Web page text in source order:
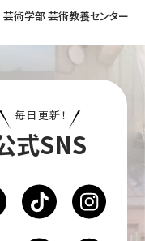
芸術学部 芸術教養センター
毎日更新！
式SNS